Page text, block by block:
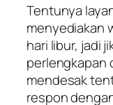
Tentunya
menyediakan
hari libur, jadi
perlengkapan
mendesak
respon